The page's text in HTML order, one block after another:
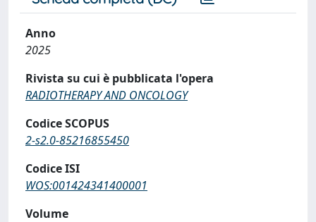
Anno
2025
Rivista su cui è pubblicata l'opera
RADIOTHERAPY AND ONCOLOGY
Codice SCOPUS
2-s2.0-85216855450
Codice ISI
WOS:001424341400001
Volume